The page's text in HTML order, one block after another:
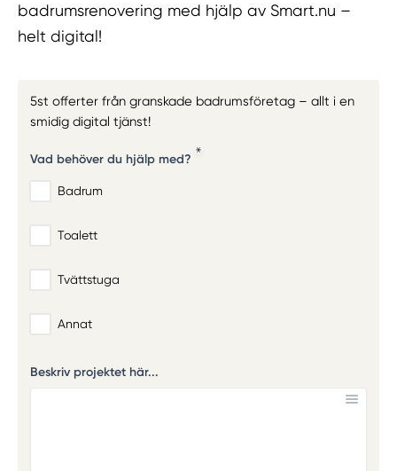
badrumsrenovering med hjälp av Smart.nu –
helt digital!
5st offerter från granskade badrumsföretag – allt i en
smidig digital tjänst!
Vad behöver du hjälp med?
Badrum
Toalett
Tvättstuga
Annat
Beskriv projektet här...